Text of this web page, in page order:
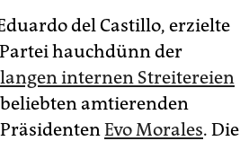
del Castillo, erzielte
hauchdünn der
internen Streitereien
amtierenden
Evo Morales. Die